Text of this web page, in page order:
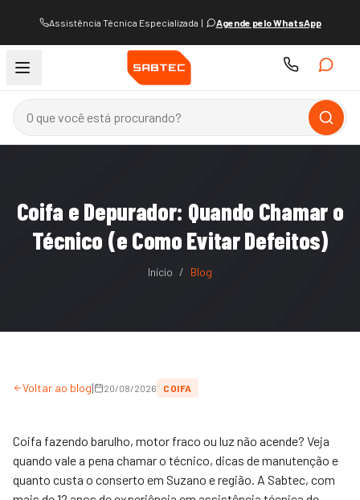
Assistência Técnica Especializada | Agende pelo WhatsApp
Coifa e Depurador: Quando Chamar o
Técnico (e Como Evitar Defeitos)
Início / Blog
Voltar ao blog| 20/08/2026 COIFA
Coifa fazendo barulho, motor fraco ou luz não acende? Veja
quando vale a pena chamar o técnico, dicas de manutenção e
quanto custa o conserto em Suzano e região. A Sabtec, com